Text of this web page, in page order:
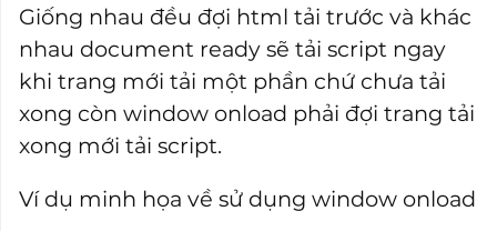
Giống nhau đều đợi html tải trước và khác
nhau document ready sẽ tải script ngay
khi trang mới tải một phần chứ chưa tải
xong còn window onload phải đợi trang tải
xong mới tải script.
Ví dụ minh họa về sử dụng window onload